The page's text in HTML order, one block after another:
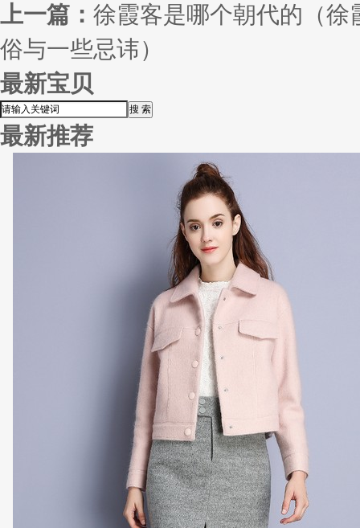
上一篇： 徐霞客是哪个朝代的（徐
俗与一些忌讳）
最新宝贝
最新推荐